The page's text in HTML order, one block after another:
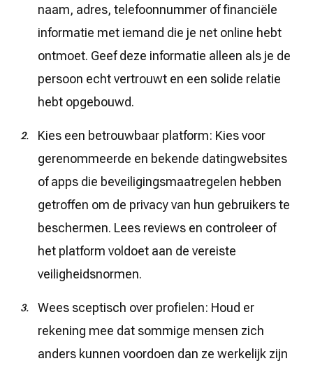
naam, adres, telefoonnummer of financiële
informatie met iemand die je net online hebt
ontmoet. Geef deze informatie alleen als je de
persoon echt vertrouwt en een solide relatie
hebt opgebouwd.
Kies een betrouwbaar platform: Kies voor
gerenommeerde en bekende datingwebsites
of apps die beveiligingsmaatregelen hebben
getroffen om de privacy van hun gebruikers te
beschermen. Lees reviews en controleer of
het platform voldoet aan de vereiste
veiligheidsnormen.
Wees sceptisch over profielen: Houd er
rekening mee dat sommige mensen zich
anders kunnen voordoen dan ze werkelijk zijn